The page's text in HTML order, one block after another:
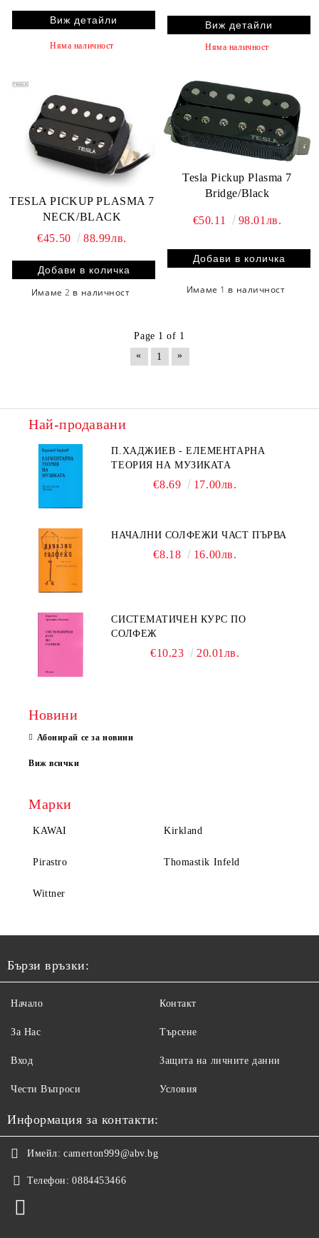
Виж детайли
Няма наличност
Виж детайли
Няма наличност
TESLA PICKUP PLASMA 7
NECK/BLACK
€45.50
88.99лв.
Имаме2 в наличност
Tesla Pickup Plasma 7
Bridge/Black
€50.11 98.01лв.
Имаме 1 в наличност
Page 1 of 1
«
1 »
Най-продавани
П.ХАДЖИЕВ - ЕЛЕМЕНТАРНА
ТЕОРИЯ НА МУЗИКАТА
€8.69 17.00лв.
НАЧАЛНИ СОЛФЕЖИ ЧАСТ ПЪРВА
€8.18 16.00лв.
СИСТЕМАТИЧЕН КУРС ПО
СОЛФЕЖ
€10.23 20.01лв.
Новини
Абонирай се за новини
Виж всички
Марки
KAWAI Kirkland
Pirastro Thomastik Infeld
Wittner
Бързи връзки:
Начало
За Нас
Вход
Чести Въпроси
Контакт
Търсене
Защита на личните данни
Условия
Информация за контакти:
Имейл: camerton999@abv.bg
Телефон: 0884453466